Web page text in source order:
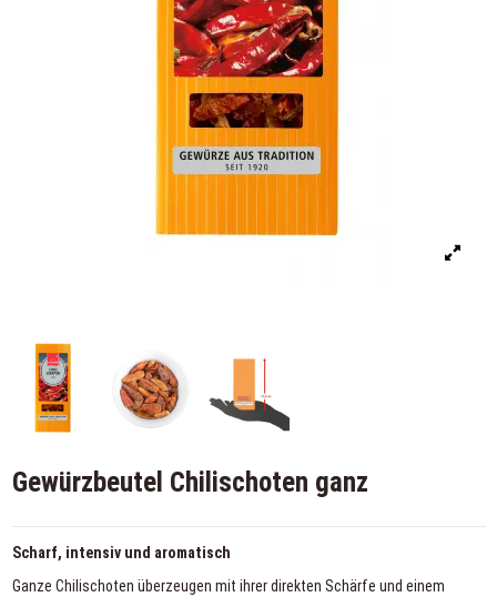
Gewürzbeutel Chilischoten ganz
Scharf, intensiv und aromatisch
Ganze Chilischoten überzeugen mit ihrer direkten Schärfe und einem